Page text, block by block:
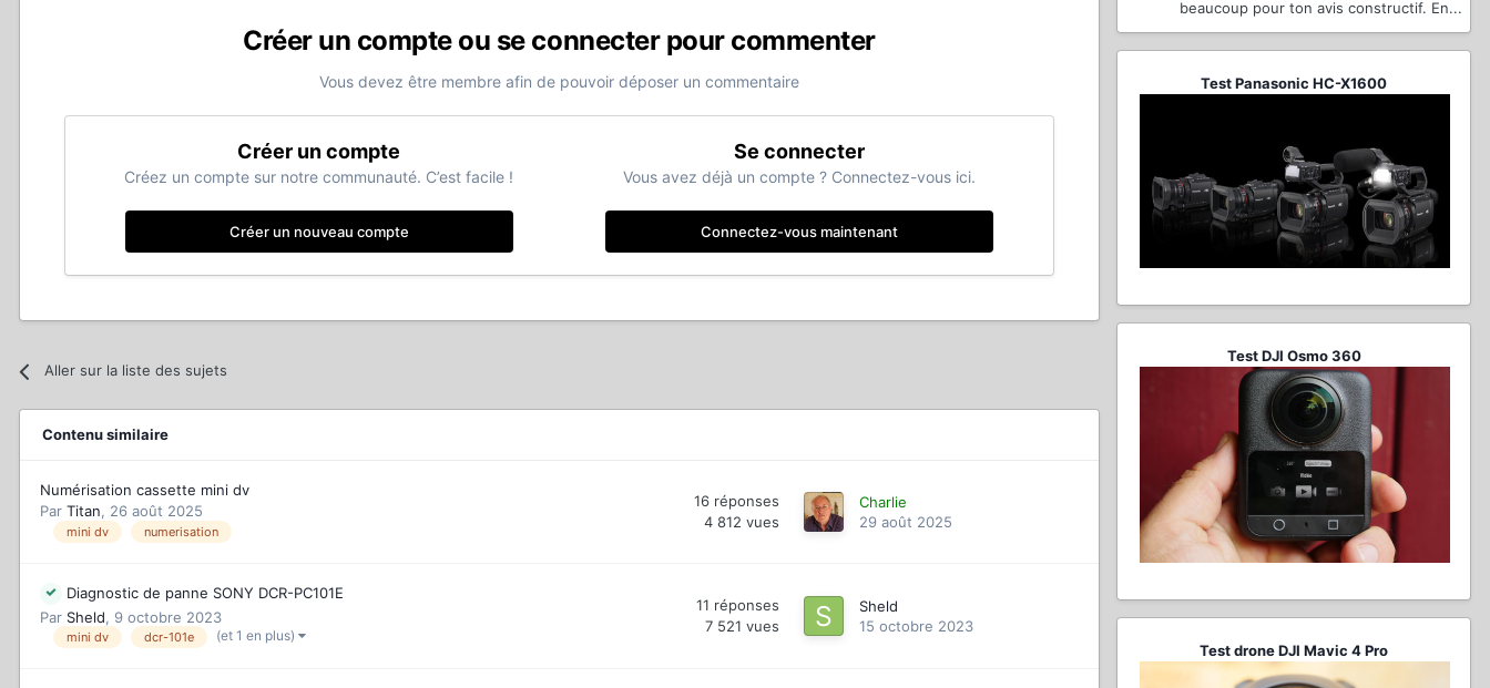
Créer un compte ou se connecter pour commenter
Vous devez être membre afin de pouvoir déposer un commentaire
Créer un compte
Créez un compte sur notre communauté. C’est facile !
Créer un nouveau compte
Se connecter
Vous avez déjà un compte ? Connectez-vous ici.
Connectez-vous maintenant
Aller sur la liste des sujets
Contenu similaire
Numérisation cassette mini dv
Par Titan, 26 août 2025
mini dv numerisation
16 réponses
4 812 vues
Charlie
29 août 2025
Diagnostic de panne SONY DCR-PC101E
Par Sheld, 9 octobre 2023
mini dv dcr-101e (et 1 en plus)
11 réponses
7 521 vues
Sheld
15 octobre 2023
beaucoup pour ton avis constructif. En...
Test Panasonic HC-X1600
Test DJI Osmo 360
Test drone DJI Mavic 4 Pro